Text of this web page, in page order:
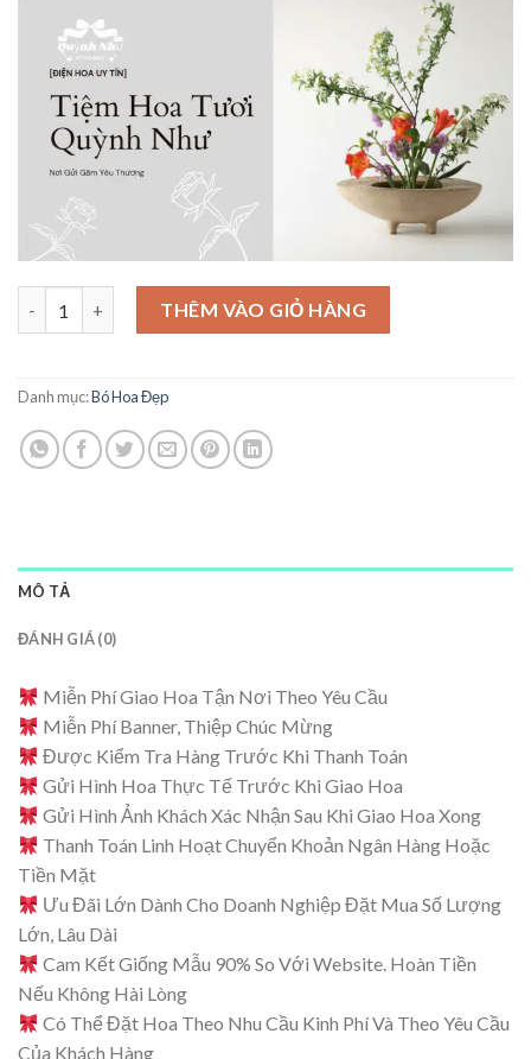
800,000₫.
Bó Hoa Tinh Tế - BH24 số lượngTHÊM VÀO GIỎ HÀNG
Danh mục:Bó Hoa Đẹp
MÔ TẢ
ĐÁNH GIÁ (0)
Miễn Phí Giao Hoa Tận Nơi Theo Yêu Cầu
Miễn Phí Banner, Thiệp Chúc Mừng
Được Kiểm Tra Hàng Trước Khi Thanh Toán
Gửi Hình Hoa Thực Tế Trước Khi Giao Hoa
Gửi Hình Ảnh Khách Xác Nhận Sau Khi Giao Hoa Xong
Thanh Toán Linh Hoạt Chuyển Khoản Ngân Hàng Hoặc
Tiền Mặt
Ưu Đãi Lớn Dành Cho Doanh Nghiệp Đặt Mua Số Lượng
Lớn, Lâu Dài
Cam Kết Giống Mẫu 90% So Với Website. Hoàn Tiền
Nếu Không Hài Lòng
Có Thể Đặt Hoa Theo Nhu Cầu Kinh Phí Và Theo Yêu Cầu
Của Khách Hàng